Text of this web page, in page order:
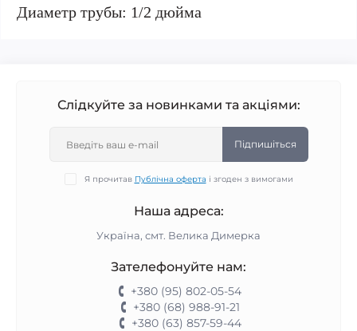
Диаметр трубы: 1/2 дюйма
Слідкуйте за новинками та акціями:
Підпишіться
Я прочитав Публічна оферта і згоден з вимогами
Наша адреса:
Україна, смт. Велика Димерка
Зателефонуйте нам:
+380 (95) 802-05-54
+380 (68) 988-91-21
+380 (63) 857-59-44